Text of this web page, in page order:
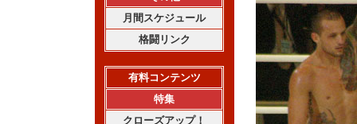
月間スケジュール
格闘リンク
有料コンテンツ
特集
クローズアップ！